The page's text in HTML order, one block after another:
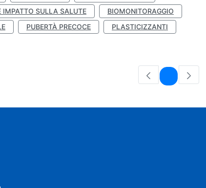
IMPATTO SULLA SALUTE
BIOMONITORAGGIO
PUBERTÀ PRECOCE
PLASTICIZZANTI
Pagina